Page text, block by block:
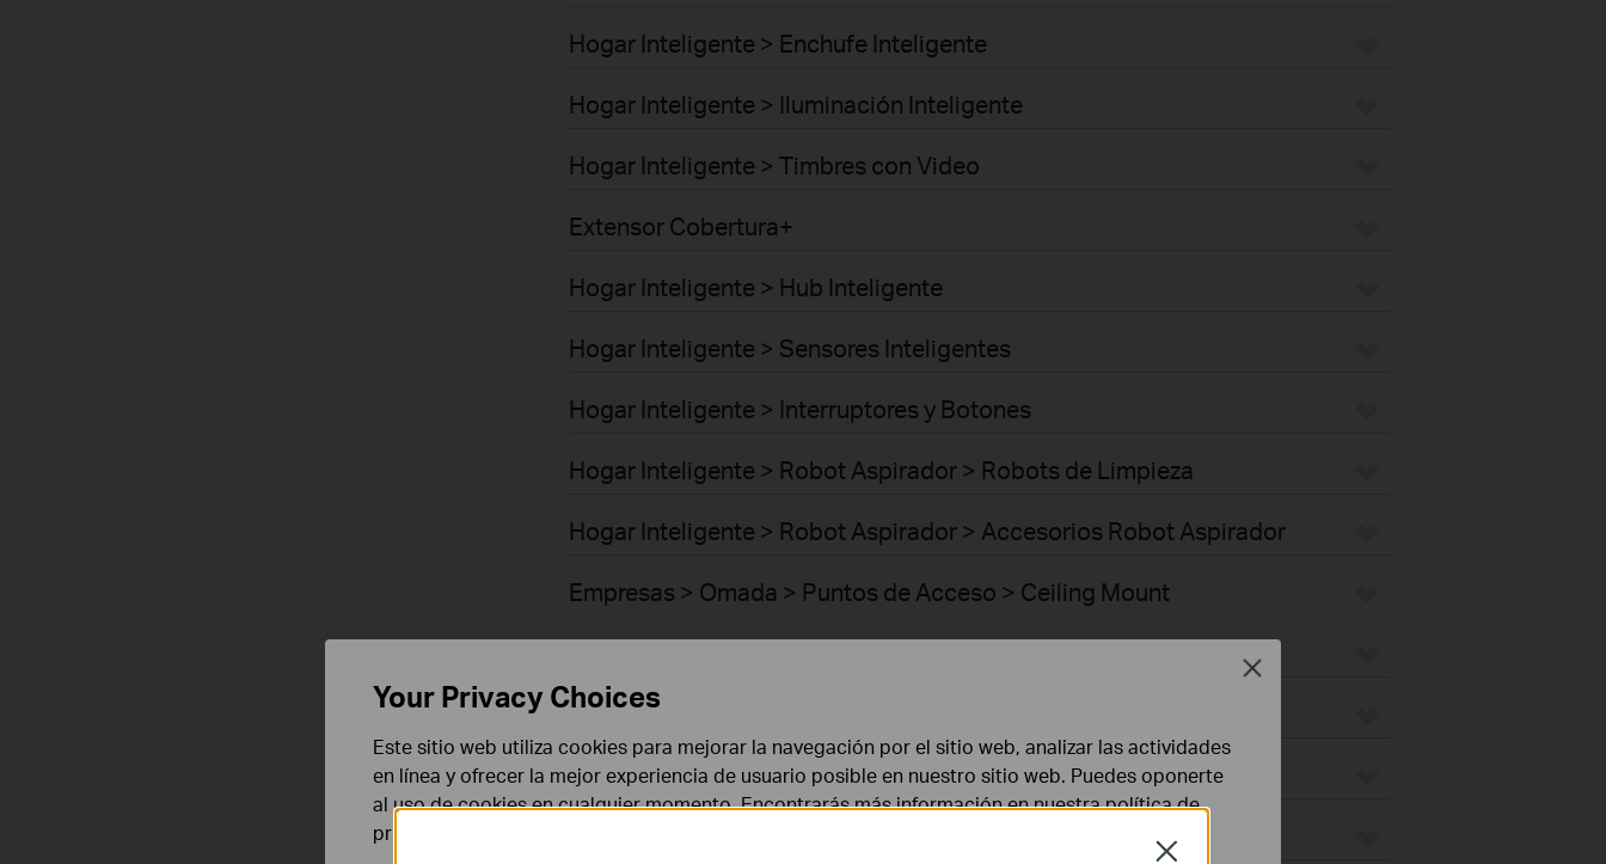
Hogar Inteligente > Enchufe Inteligente
Hogar Inteligente > Iluminación Inteligente
Hogar Inteligente > Timbres con Video
Extensor Cobertura+
Hogar Inteligente > Hub Inteligente
Hogar Inteligente > Sensores Inteligentes
Hogar Inteligente > Interruptores y Botones
Hogar Inteligente > Robot Aspirador > Robots de Limpieza
Hogar Inteligente > Robot Aspirador > Accesorios Robot Aspirador
Empresas > Omada > Puntos de Acceso > Ceiling Mount
Empresas > Omada > Puntos de Acceso > Desktop
Empresas > Omada > Puntos de Acceso > Outdoor
Close
Your Privacy Choices
Este sitio web utiliza cookies para mejorar la navegación por el sitio web, analizar las actividades
en línea y ofrecer la mejor experiencia de usuario posible en nuestro sitio web. Puedes oponerte
al uso de cookies en cualquier momento. Encontrarás más información en nuestrapolítica de
privacidad
Close